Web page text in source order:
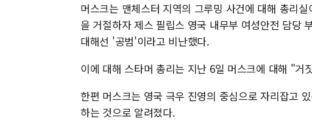
머스크는 맨체스터 지역의 그루밍 사건에 대해 총리
을 거절하자 제스 필립스 영국 내무부 여성안전 담당
대해선 '공범'이라고 비난했다.
이에 대해 스타머 총리는 지난 6일 머스크에 대해 "거
한편 머스크는 영국 극우 진영의 중심으로 자리잡고
하는 것으로 알려졌다.